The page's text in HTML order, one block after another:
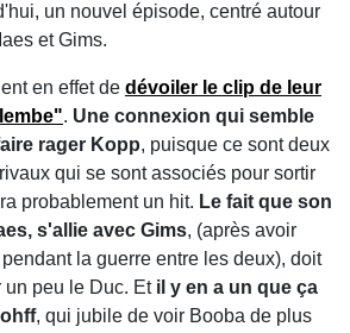
un nouvel épisode, centré autour
et Gims.
en effet de dévoiler le clip de leur
. Une connexion qui semble
rager Kopp, puisque ce sont deux
qui se sont associés pour sortir
probablement un hit. Le fait que son
s'allie avec Gims, (après avoir
la guerre entre les deux), doit
peu le Duc. Etil y en a un que ça
, qui jubile de voir Booba de plus